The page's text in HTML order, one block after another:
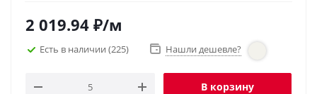
2 019.94 ₽/м
Есть в наличии (225) Нашли дешевле?
В корзину